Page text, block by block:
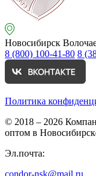
Новосибирск
8 (800) 100-41-80 8
Политика
© 2018 – 2026
оптом в
Эл.почта:
condor-nsk@mail.ru